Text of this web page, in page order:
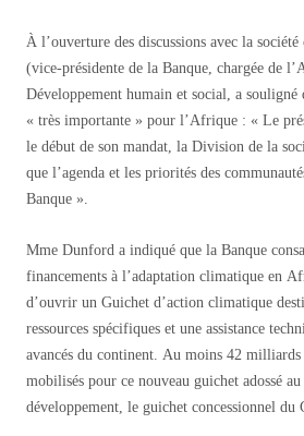
À l’ouverture des discussions avec la
(vice-présidente de la Banque, chargée de
Développement humain et social, a
« très importante » pour l’Afrique : « Le
le début de son mandat, la Division de la
que l’agenda et les priorités des
Banque ».
Mme Dunford a indiqué que la Banque
financements à l’adaptation climatique en
d’ouvrir un Guichet d’action climatique
ressources spécifiques et une assistance
avancés du continent. Au moins 42
mobilisés pour ce nouveau guichet adossé
développement, le guichet concessionnel du